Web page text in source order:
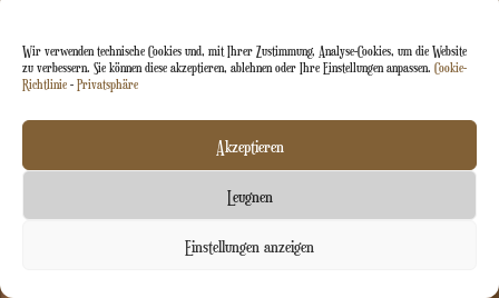
Wir verwenden technische Cookies und, mit Ihrer Zustimmung, Analyse-Cookies, um die Website
zu verbessern. Sie können diese akzeptieren, ablehnen oder Ihre Einstellungen anpassen. Cookie-
Richtlinie - Privatsphäre
Akzeptieren
Leugnen
Einstellungen anzeigen
c) erhalten:
Ergänzung der ihn betreffenden Daten;
Kontaktieren Sie uns